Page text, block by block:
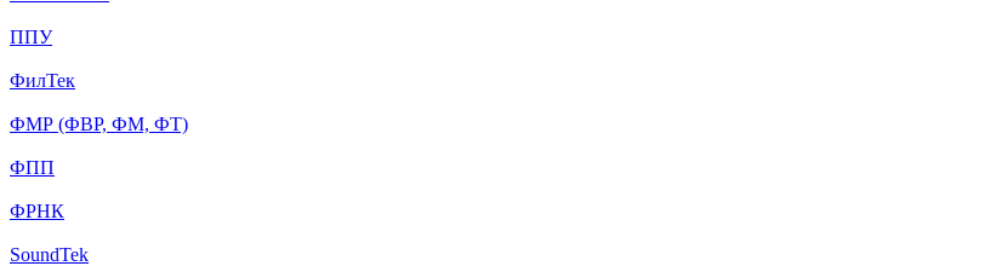
ППУ
ФилТек
ФМР (ФВР, ФМ, ФТ)
ФПП
ФРНК
SoundTek